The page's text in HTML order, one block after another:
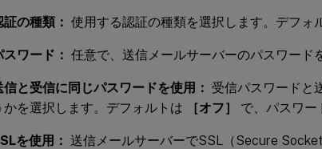
証の種類： 使用する認証の種類を選択します。デフォ
スワード： 任意で、送信メールサーバーのパスワード
信と受信に同じパスワードを使用： 受信パスワードと
かを選択します。デフォルトは
［オフ］ で、パスワー
を使用： 送信メールサーバーでSSL（Secure